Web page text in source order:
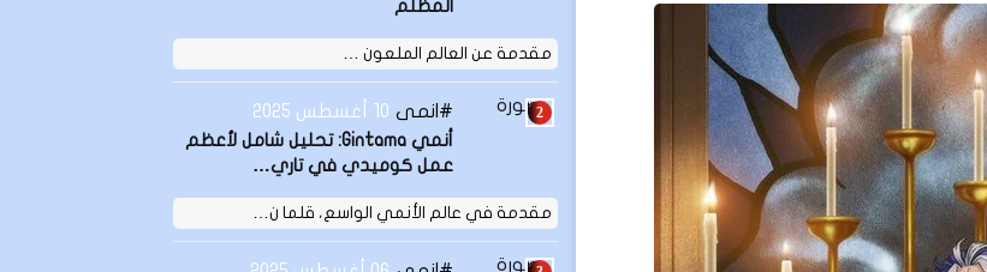
المظلم
مقدمة عن العالم الملعون …
انمى 10 أغسطس 2025
أنمي Gintama: تحليل شامل لأعظم
عمل كوميدي في تاري…
مقدمة في عالم الأنمي الواسع، قلما ن…